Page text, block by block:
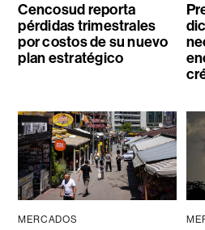
Cencosud reporta
pérdidas trimestrales
por costos de su nuevo
plan estratégico
MERCADOS